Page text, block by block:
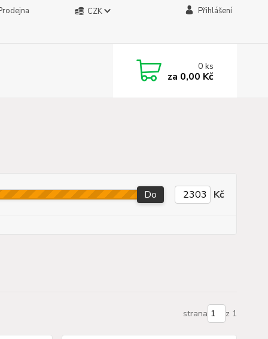
CZK Přihlášení
0ks
za 0,00 Kč
Do Kč
strana z 1